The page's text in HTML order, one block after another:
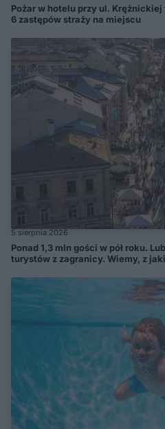
Pożar w hotelu przy ul.
6 zastępów straży na miejscu
5 sierpnia 2026
Ponad 1,3 mln gości w pół roku.
turystów z zagranicy. Wiemy, z